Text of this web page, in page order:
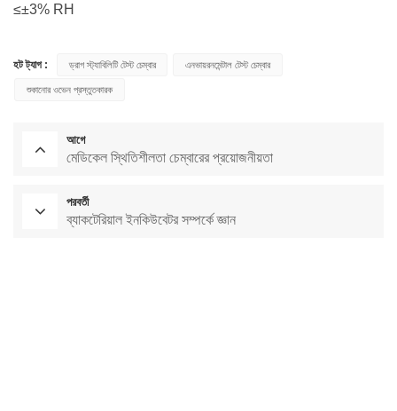
≤±3% RH
হট ট্যাগ : ড্রাগ স্ট্যাবিলিটি টেস্ট চেম্বার এনভায়রনমেন্টাল টেস্ট চেম্বার
শুকানোর ওভেন প্রস্তুতকারক
আগে
মেডিকেল স্থিতিশীলতা চেম্বারের প্রয়োজনীয়তা
পরবর্তী
ব্যাকটেরিয়াল ইনকিউবেটর সম্পর্কে জ্ঞান